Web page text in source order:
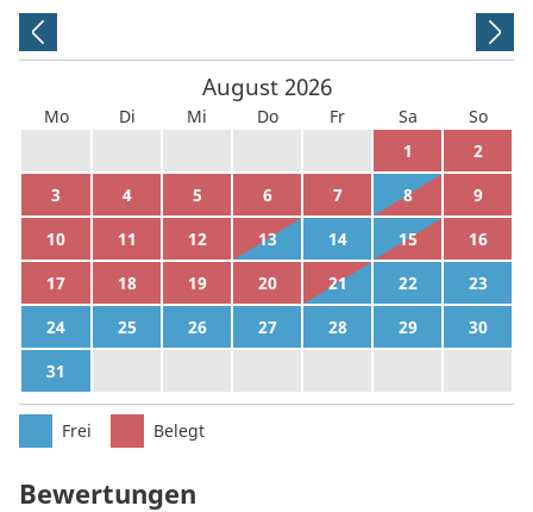
August 2026
Mo Di Mi Do Fr Sa
So
1
2
3
4 5 6 7 8
9
10
11 12 13 14 15
16
17
18 19 20 21 22
23
24
25 26 27 28 29
30
31
Frei Belegt
Bewertungen